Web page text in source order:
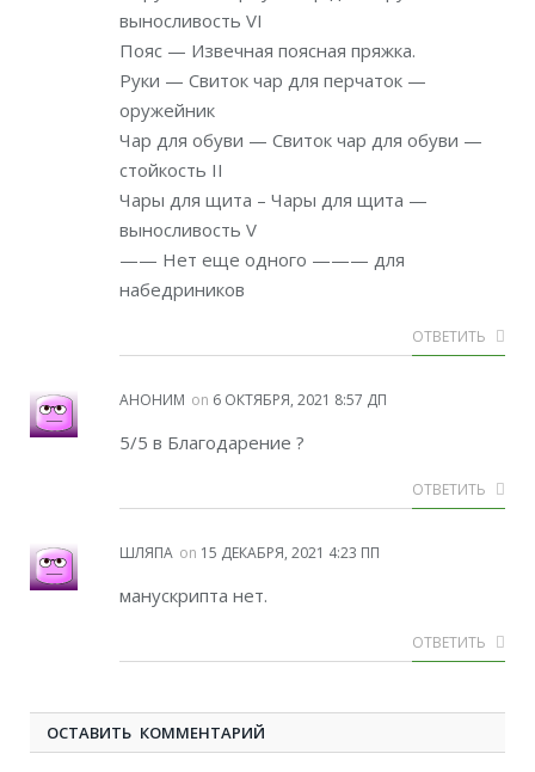
выносливость VI
Пояс — Извечная поясная пряжка.
Руки — Свиток чар для перчаток —
оружейник
Чар для обуви — Свиток чар для обуви —
стойкость II
Чары для щита – Чары для щита —
выносливость V
—— Нет еще одного ——— для
набедриников
ОТВЕТИТЬ
АНОНИМ on 6 ОКТЯБРЯ, 2021 8:57 ДП
5/5 в Благодарение ?
ОТВЕТИТЬ
ШЛЯПА on 15 ДЕКАБРЯ, 2021 4:23 ПП
манускрипта нет.
ОТВЕТИТЬ
ОСТАВИТЬ КОММЕНТАРИЙ